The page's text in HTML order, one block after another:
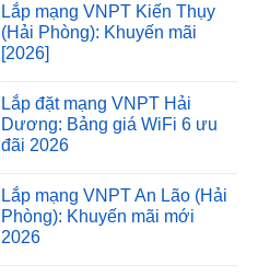
Lắp mạng VNPT Kiến Thụy
(Hải Phòng): Khuyến mãi
[2026]
Lắp đặt mạng VNPT Hải
Dương: Bảng giá WiFi 6 ưu
đãi 2026
Lắp mạng VNPT An Lão (Hải
Phòng): Khuyến mãi mới
2026